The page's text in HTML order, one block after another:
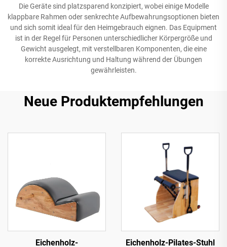
Die Geräte sind platzsparend konzipiert, wobei einige Modelle
klappbare Rahmen oder senkrechte Aufbewahrungsoptionen bieten
und sich somit ideal für den Heimgebrauch eignen. Das Equipment
ist in der Regel für Personen unterschiedlicher Körpergröße und
Gewicht ausgelegt, mit verstellbaren Komponenten, die eine
korrekte Ausrichtung und Haltung während der Übungen
gewährleisten.
Neue Produktempfehlungen
Eichenholz-
Eichenholz-Pilates-Stuhl